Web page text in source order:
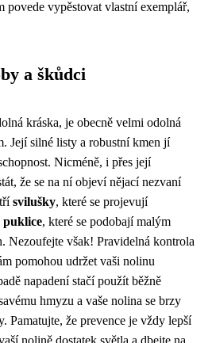
povede vypěstovat vlastní exemplář,
a škůdci
kráska, je obecně velmi odolná
Její silné listy a robustní kmen jí
Nicméně, i přes její
že se na ní objeví nějací nezvaní
svilušky, které se projevují
puklice, které se podobají malým
Nezoufejte však! Pravidelná kontrola
pomohou udržet vaši nolinu
napadení stačí použít běžně
hmyzu a vaše nolina se brzy
Pamatujte, že prevence je vždy lepší
nolině dostatek světla a dbejte na